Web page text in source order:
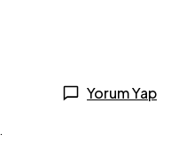
Yorum Yap